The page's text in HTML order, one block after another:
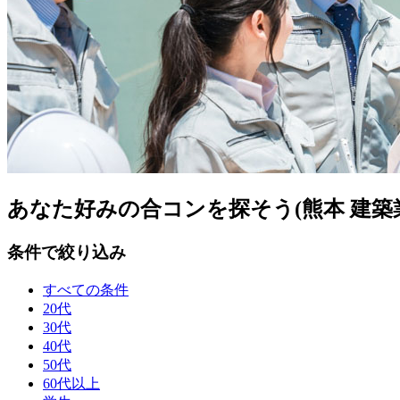
あなた好みの合コンを探そう(熊本 建築
条件で絞り込み
すべての条件
20代
30代
40代
50代
60代以上